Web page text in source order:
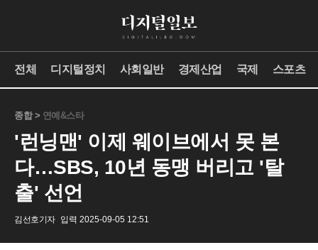
전체 디지털정치 사회일반 경제산업 국제 스포츠
종합 > 연예&스타
'런닝맨' 이제 웨이브에서 못 본
다…SBS, 10년 동맹 버리고 '탈
출' 선언
김선호기자 입력 2025-09-05 12:51